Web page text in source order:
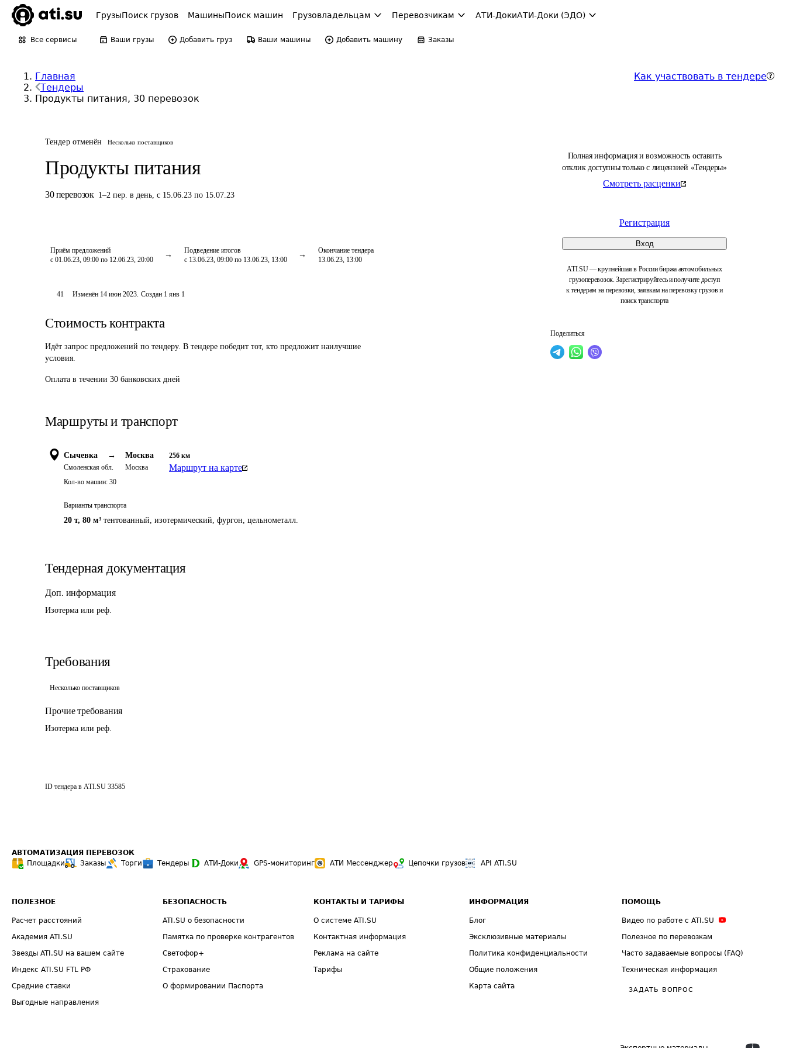
ГрузыПоиск грузов МашиныПоиск машин Грузовладельцам Перевозчикам АТИ-ДокиАТИ-Доки (ЭДО)
Все сервисы Ваши грузы Добавить груз Ваши машины Добавить машину Заказы
Главная
Тендеры
Продукты питания, 30 перевозок
Как участвовать в тендере
Тендер отменён Несколько поставщиков
Продукты питания
30 перевозок 1–2 пер. в день, с 15.06.23 по 15.07.23
Приём предложений
с 01.06.23, 09:00 по 12.06.23, 20:00
Подведение итогов
с 13.06.23, 09:00 по 13.06.23, 13:00
Окончание тендера
13.06.23, 13:00
Полная информация и возможность оставить
отклик доступны только с лицензией «Тендеры»
Смотреть расценки
Регистрация
Вход
ATI.SU — крупнейшая в России биржа автомобильных
грузоперевозок. Зарегистрируйтесь и получите доступ
к тендерам на перевозки, заявкам на перевозку грузов и
поиск транспорта
Поделиться
41 Изменён 14 июн 2023. Создан 1 янв 1
Стоимость контракта
Идёт запрос предложений по тендеру. В тендере победит тот, кто предложит наилучшие
условия.
Оплата в течении 30 банковских дней
Маршруты и транспорт
Сычевка →
Смоленская обл.
Москва
Москва
256 км
Маршрут на карте
Кол-во машин: 30
Варианты транспорта
20 т, 80 м³ тентованный, изотермический, фургон, цельнометалл.
Тендерная документация
Доп. информация
Изотерма или реф.
Требования
Несколько поставщиков
Прочие требования
Изотерма или реф.
ID тендера в ATI.SU 33585
АВТОМАТИЗАЦИЯ ПЕРЕВОЗОК
Площадки
Заказы Торги Тендеры АТИ-Доки GPS-мониторинг АТИ Мессенджер Цепочки грузов API ATI.SU
ПОЛЕЗНОЕ
Расчет расстояний
Академия ATI.SU
Звезды ATI.SU на вашем сайте
Индекс ATI.SU FTL РФ
Средние ставки
Выгодные направления
БЕЗОПАСНОСТЬ
ATI.SU о безопасности
Памятка по проверке контрагентов
Светофор+
Страхование
О формировании Паспорта
КОНТАКТЫ И ТАРИФЫ
О системе ATI.SU
Контактная информация
Реклама на сайте
Тарифы
ИНФОРМАЦИЯ
Блог
Эксклюзивные материалы
Политика конфиденциальности
Общие положения
Карта сайта
ПОМОЩЬ
Видео по работе с ATI.SU
Полезное по перевозкам
Часто задаваемые вопросы (FAQ)
Техническая информация
ЗАДАТЬ ВОПРОС